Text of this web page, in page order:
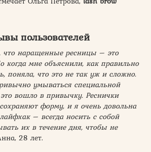
пользователей
что наращенные ресницы – это
когда мне объяснили, как правильно
поняла, что это не так уж и сложно.
умываться специальной
вошло в привычку. Реснички
форму, и я очень довольна
– всегда носить с собой
их в течение дня, чтобы не
28 лет.